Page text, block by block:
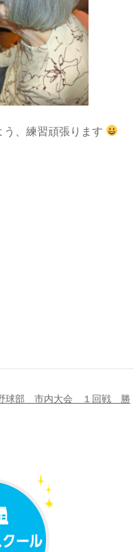
う、練習頑張ります
球部 市内大会 １回戦 勝